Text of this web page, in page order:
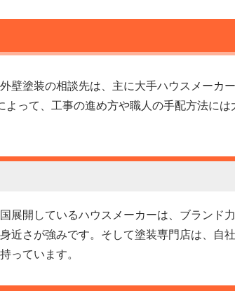
壁塗装の相談先は、主に大手ハウスメーカ
って、工事の進め方や職人の手配方法には
展開しているハウスメーカーは、ブランド
近さが強みです。そして塗装専門店は、自
っています。